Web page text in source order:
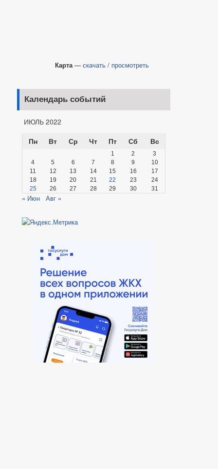
Карта— скачать / просмотреть
Календарь событий
ИЮЛЬ 2022
Пн
Вт Ср Чт Пт Сб Вс
1 2
3
4
5 6 7 8 9
10
11
12 13 14 15 16
17
18
19 20 21 22 23
24
25
26 27 28 29 30 31
« Июн Авг »